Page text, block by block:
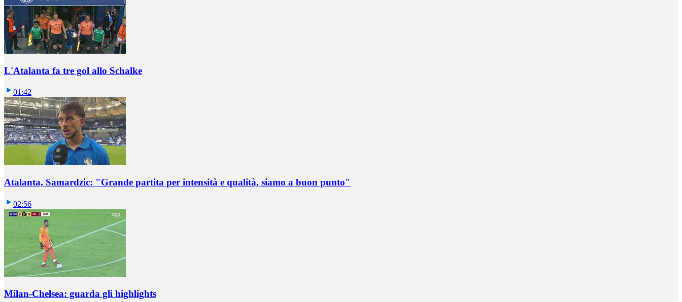
L'Atalanta fa tre gol allo Schalke
01:42
Atalanta, Samardzic: "Grande partita per intensità e qualità, siamo a buon punto"
02:56
Milan-Chelsea: guarda gli highlights